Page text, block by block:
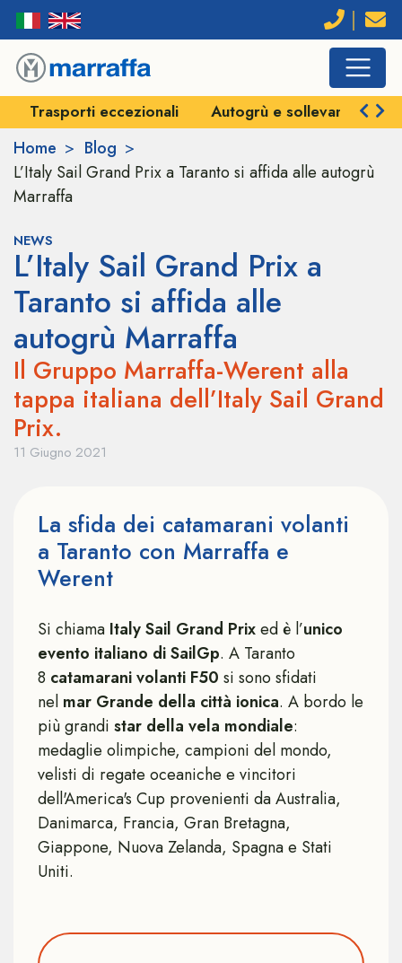
Trasporti eccezionali Autogrù e sollevamenti
Home
Blog
L’Italy Sail Grand Prix a Taranto si affida alle autogrù
Marraffa
NEWS
L’Italy Sail Grand Prix a
Taranto si affida alle
autogrù Marraffa
Il Gruppo Marraffa-Werent alla
tappa italiana dell’Italy Sail Grand
Prix.
11 Giugno 2021
La sfida dei catamarani volanti
a Taranto con Marraffa e
Werent
Si chiama Italy Sail Grand Prixed è l’unico
evento italiano di SailGp. A Taranto
8 catamarani volanti F50 si sono sfidati
nel mar Grande della città ionica. A bordo le
più grandi star della vela mondiale:
medaglie olimpiche, campioni del mondo,
velisti di regate oceaniche e vincitori
dell'America's Cup provenienti da Australia,
Danimarca, Francia, Gran Bretagna,
Giappone, Nuova Zelanda, Spagna e Stati
Uniti.